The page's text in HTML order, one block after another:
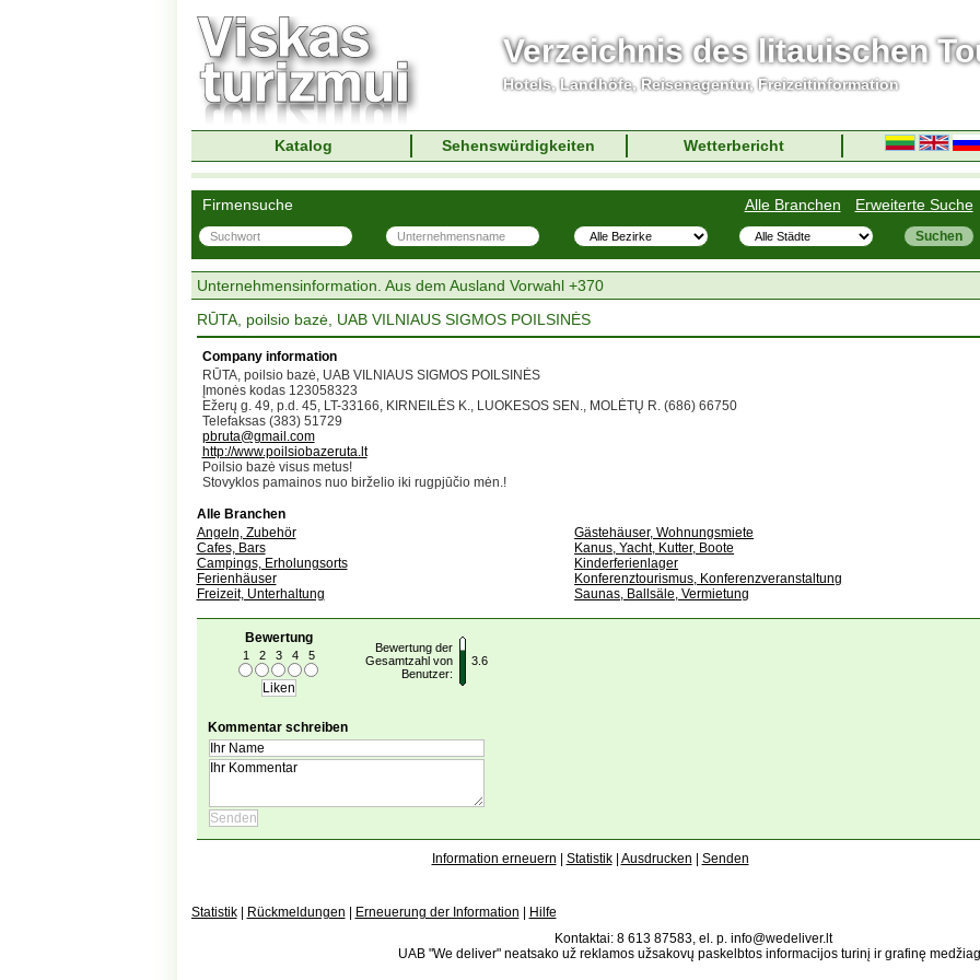
Verzeichnis des litauischen
Hotels, Landhöfe, Reisenagentur, Freizeitinformation
Katalog Sehenswürdigkeiten Wetterbericht
Alle Branchen Erweiterte Suche
Firmensuche
Unternehmensinformation. Aus dem Ausland Vorwahl +370
RŪTA, poilsio bazė, UAB VILNIAUS SIGMOS POILSINĖS
Company information
RŪTA, poilsio bazė, UAB VILNIAUS SIGMOS POILSINĖS
Įmonės kodas 123058323
Ežerų g. 49, p.d. 45, LT-33166, KIRNEILĖS K., LUOKESOS SEN., MOLĖTŲ R. (686) 66750
Telefaksas (383) 51729
pbruta@gmail.com
http://www.poilsiobazeruta.lt
Poilsio bazė visus metus!
Stovyklos pamainos nuo birželio iki rugpjūčio mėn.!
Alle Branchen
Angeln, Zubehör
Cafes, Bars
Campings, Erholungsorts
Ferienhäuser
Freizeit, Unterhaltung
Gästehäuser, Wohnungsmiete
Kanus, Yacht, Kutter, Boote
Kinderferienlager
Konferenztourismus, Konferenzveranstaltung
Saunas, Ballsäle, Vermietung
Bewertung
1 2 3 4 5
Bewertung der
Gesamtzahl von
Benutzer:
3.6
Kommentar schreiben
Information erneuern Statistik| Ausdrucken Senden
Statistik Rückmeldungen Erneuerung der Information
Hilfe
Kontaktai: 8 613 87583, el. p. info@wedeliver.lt
UAB "We deliver" neatsako už reklamos užsakovų paskelbtos informacijos turinį ir grafinę